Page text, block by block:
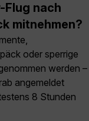
Flug nach
mitnehmen?
oder sperrige
werden –
angemeldet
8 Stunden